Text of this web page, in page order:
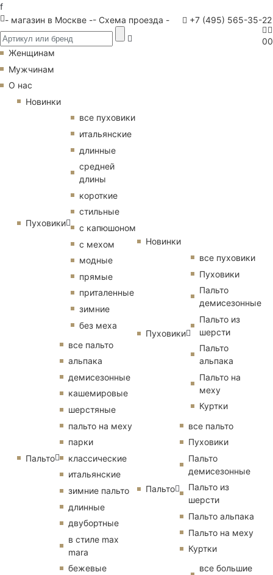
f
- магазин в Москве -- Схема проезда - +7 (495) 565-35-22
00
Женщинам
Мужчинам
О нас
Новинки
Пуховики
все пуховики
итальянские
длинные
средней
длины
короткие
стильные
с капюшоном
с мехом
модные
прямые
приталенные
зимние
без меха
Пальто
все пальто
альпака
демисезонные
кашемировые
шерстяные
пальто на меху
парки
классические
итальянские
зимние пальто
длинные
двубортные
в стиле max
mara
бежевые
Новинки
Пуховики
все пуховики
Пуховики
Пальто
демисезонные
Пальто из
шерсти
Пальто
альпака
Пальто на
меху
Куртки
Пальто
все пальто
Пуховики
Пальто
демисезонные
Пальто из
шерсти
Пальто альпака
Пальто на меху
Куртки
все большие